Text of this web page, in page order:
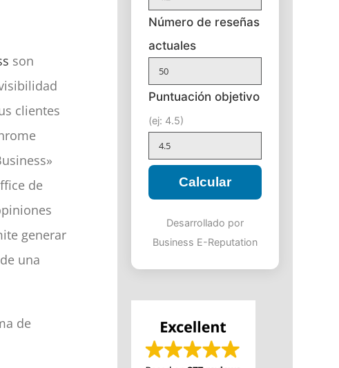
son
clientes
de
generar
de una
de
Número de reseñas
actuales
Puntuación objetivo
(ej: 4.5)
Calcular
Desarrollado por
Business E-Reputation